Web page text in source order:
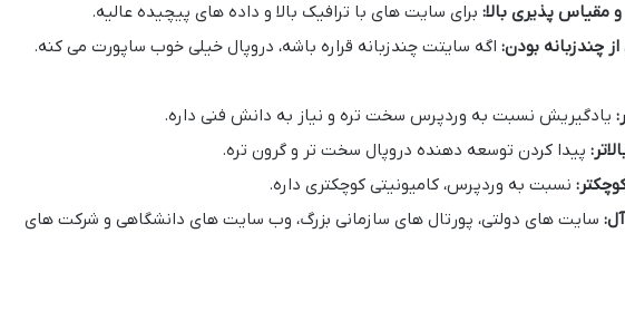
مقیاس پذیری بالا: برای سایت های با ترافیک بالا و داده های پیچیده عالیه.
چندزبانه بودن: اگه سایتت چندزبانه قراره باشه، دروپال خیلی خوب ساپورت می کنه.
یادگیریش نسبت به وردپرس سخت تره و نیاز به دانش فنی داره.
پیدا کردن توسعه دهنده دروپال سخت تر و گرون تره.
نسبت به وردپرس، کامیونیتی کوچکتری داره.
سایت های دولتی، پورتال های سازمانی بزرگ، وب سایت های دانشگاهی و شرکت های